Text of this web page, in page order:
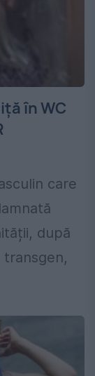
în WC
care
după
transgen,